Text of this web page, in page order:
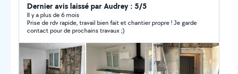
Petite maçonnerie, je suis assez réactif et à l'écoute de
mes clients.
Dernier avis laissé par Audrey : 5/5
Il y a plus de 6 mois
Prise de rdv rapide, travail bien fait et chantier propre ! Je garde
contact pour de prochains travaux ;)